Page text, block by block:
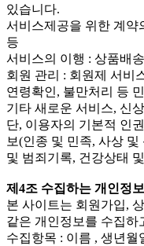
있습니다.
서비스제공을 위한 계약
등
서비스의 이행 : 상품배
회원 관리 : 회원제 서비
연령확인, 불만처리 등
기타 새로운 서비스, 신
단, 이용자의 기본적 인
보(인종 및 민족, 사상
및 범죄기록, 건강상태
제4조 수집하는 개인정
본 사이트는 회원가입,
같은 개인정보를 수집하
수집항목 : 이름 , 생년월